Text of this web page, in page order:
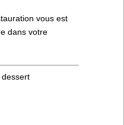
vous est
dans votre